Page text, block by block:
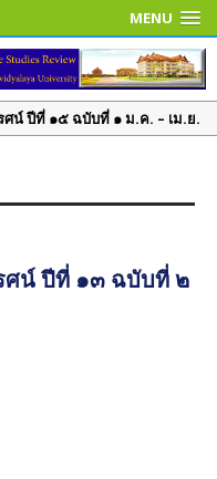
MENU
น์ ปีที่ ๑๕ ฉบับที่ ๑ ม.ค. – เม.ย.
น์ ปีที่ ๑๔ ฉบับที่ ๓ ก.ย. – ธ.ค.
ปีที่ ๑๔ ฉบับพิเศษ เล่ม ๑
น์ ปีที่ ๑๔ ฉบับที่ ๒ พ.ค. – ส.ค.
น์ ปีที่ ๑๓ ฉบับที่ ๓ ก.ย.– ธ.ค.
น์ ปีที่ ๑๓ ฉบับที่ ๒